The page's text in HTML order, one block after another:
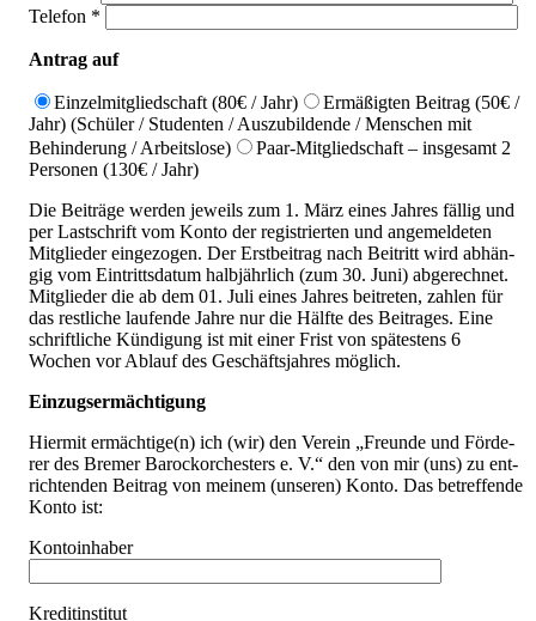
Tele­fon *
Antrag auf
Ein­zel­mit­glied­schaft (80€ / Jahr)
Ermä­ßig­ten Bei­trag (50€ /
Jahr) (Schü­ler / Stu­den­ten / Aus­zu­bil­den­de / Men­schen mit
Behin­de­rung / Arbeits­lo­se)
Paar-Mit­glied­schaft – ins­ge­samt 2
Per­so­nen (130€ / Jahr)
Die Bei­trä­ge wer­den jeweils zum 1. März eines Jah­res fäl­lig und
per Last­schrift vom Kon­to der regis­trier­ten und ange­mel­de­ten
Mit­glie­der ein­ge­zo­gen. Der Erst­bei­trag nach Bei­tritt wird abhän­
gig vom Ein­tritts­da­tum halb­jähr­lich (zum 30. Juni) abge­rech­net.
Mit­glie­der die ab dem 01. Juli eines Jah­res bei­tre­ten, zah­len für
das rest­li­che lau­fen­de Jah­re nur die Hälf­te des Bei­tra­ges. Eine
schrift­li­che Kün­di­gung ist mit einer Frist von spä­tes­tens 6
Wochen vor Ablauf des Geschäfts­jah­res mög­lich.
Ein­zugs­er­mäch­ti­gung
Hier­mit ermächtige(n) ich (wir) den Ver­ein „Freun­de und För­de­
rer des Bre­mer Barock­or­ches­ters e. V.“ den von mir (uns) zu ent­
rich­ten­den Bei­trag von mei­nem (unse­ren) Kon­to. Das betref­fen­de
Kon­to ist:
Kon­to­in­ha­ber
Kre­dit­in­sti­tut